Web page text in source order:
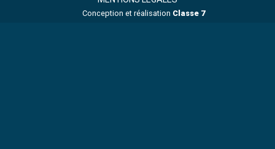
Conception et réalisation Classe 7